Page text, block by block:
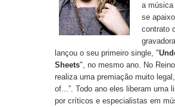
a música
se
contrato
lançou o seu primeiro single, "
Sheets", no mesmo ano. No
realiza uma premiação muito
of...”. Todo ano eles liberam uma
por críticos e especialistas em